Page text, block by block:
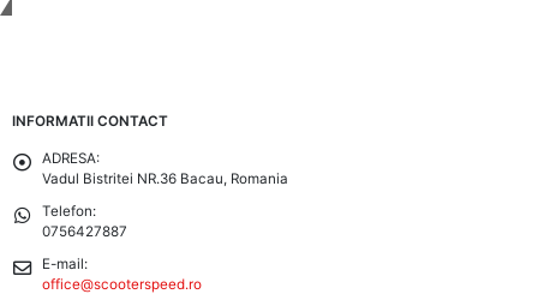
INFORMATII CONTACT
ADRESA:
Vadul Bistritei NR.36 Bacau, Romania
Telefon:
0756427887
E-mail:
office@scooterspeed.ro